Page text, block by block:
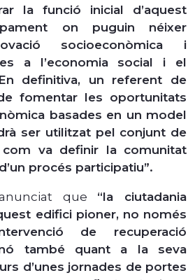
la funció inicial d’aquest
on puguin néixer
socioeconòmica i
a l’economia social i el
definitiva, un referent de
fomentar les oportunitats
basades en un model
ser utilitzat pel conjunt de
com va definir la comunitat
procés participatiu”.
que “la ciutadania
edifici pioner, no només
de recuperació
també quant a la seva
d’unes jornades de portes